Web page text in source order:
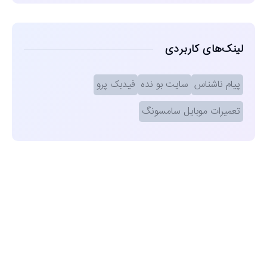
لینک‌های کاربردی
پیام ناشناس سایت بو نده فیدبک پرو
تعمیرات موبایل سامسونگ